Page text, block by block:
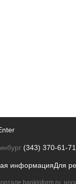
(343) 370-61-71
информацияДля
bankinform.ru,